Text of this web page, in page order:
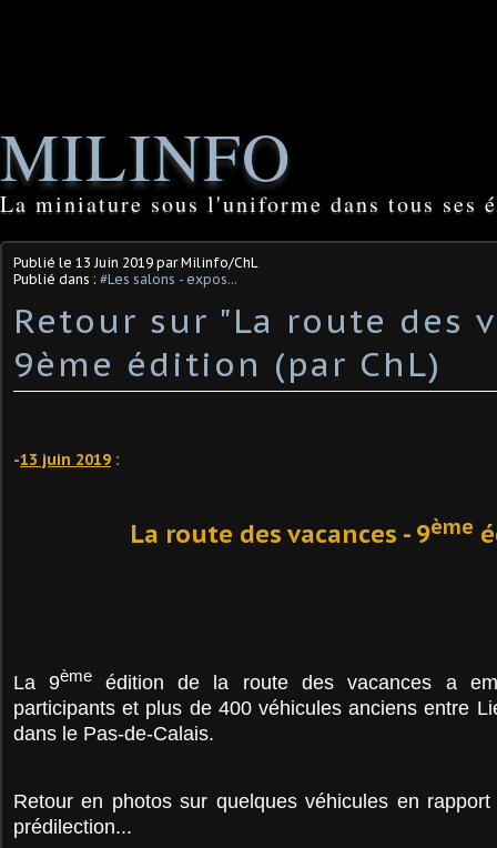
MILINFO
La miniature sous l'uniforme dans tous ses
Publié le 13 Juin 2019 par Milinfo/ChL
Publié dans : #Les salons - expos...
Retour sur "La route des
9ème édition (par ChL)
-13 juin 2019 :
La route des vacances - 9ème
La 9ème édition de la route des vacances
a
participants et plus de 400 véhicules anciens entre
dans le Pas-de-Calais.
Retour en photos sur quelques véhicules en
prédilection...